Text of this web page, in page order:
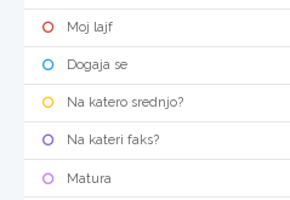
Moj lajf
Dogaja se
Na katero srednjo?
Na kateri faks?
Matura